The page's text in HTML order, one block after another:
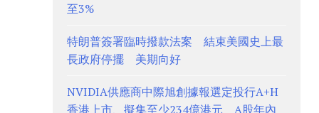
至3%
特朗普簽署臨時撥款法案 結束美國史上最
長政府停擺 美期向好
NVIDIA供應商中際旭創據報選定投行A+H
香港上市、擬集至少234億港元 A股年內